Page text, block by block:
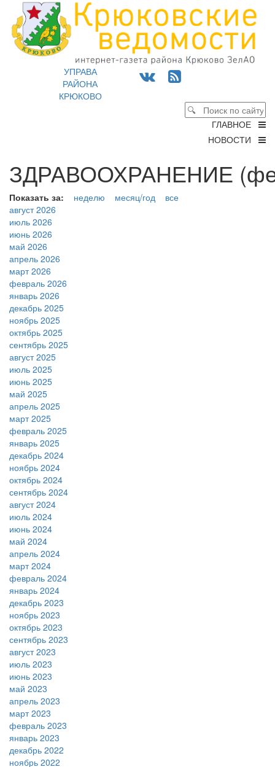
УПРАВА
РАЙОНА
КРЮКОВО
ГЛАВНОЕ
НОВОСТИ
ЗДРАВООХРАНЕНИЕ
Показать за: неделю месяц/год
все
август 2026
июль 2026
июнь 2026
май 2026
апрель 2026
март 2026
февраль 2026
январь 2026
декабрь 2025
ноябрь 2025
октябрь 2025
сентябрь 2025
август 2025
июль 2025
июнь 2025
май 2025
апрель 2025
март 2025
февраль 2025
январь 2025
декабрь 2024
ноябрь 2024
октябрь 2024
сентябрь 2024
август 2024
июль 2024
июнь 2024
май 2024
апрель 2024
март 2024
февраль 2024
январь 2024
декабрь 2023
ноябрь 2023
октябрь 2023
сентябрь 2023
август 2023
июль 2023
июнь 2023
май 2023
апрель 2023
март 2023
февраль 2023
январь 2023
декабрь 2022
ноябрь 2022